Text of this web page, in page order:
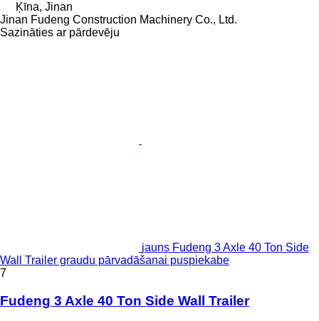
Ķīna, Jinan
Jinan Fudeng Construction Machinery Co., Ltd.
Sazināties ar pārdevēju
jauns Fudeng 3 Axle 40 Ton Side
Wall Trailer graudu pārvadāšanai puspiekabe
7
Fudeng 3 Axle 40 Ton Side Wall Trailer